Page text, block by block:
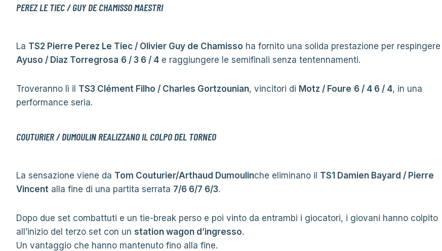
PEREZ LE TIEC / GUY DE CHAMISSO MAESTRI
La TS2 Pierre Perez Le Tiec / Olivier Guy de Chamisso ha fornito una solida prestazione per respingere
Ayuso / Diaz Torregrosa 6 / 3 6 / 4 e raggiungere le semifinali senza tentennamenti.
Troveranno lì il TS3 Clément Filho / Charles Gortzounian, vincitori di Motz / Foure 6 / 4 6 / 4, in una
performance seria.
COUTURIER / DUMOULIN REALIZZANO IL COLPO DEL TORNEO
La sensazione viene da Tom Couturier/Arthaud Dumoulinche eliminano il TS1 Damien Bayard / Pierre
Vincent alla fine di una partita serrata 7/6 6/7 6/3.
Dopo due set combattuti e un tie-break perso e poi vinto da entrambi i giocatori, i giovani hanno colpito
all’inizio del terzo set con un station wagon d’ingresso.
Un vantaggio che hanno mantenuto fino alla fine.